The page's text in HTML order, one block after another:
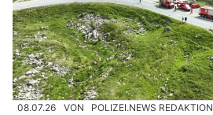
08.07.26 VON POLIZEI.NEWS REDAKTION